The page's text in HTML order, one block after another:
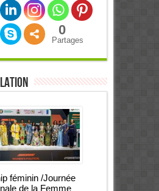
0
Partages
féminin /Journée
de la Femme